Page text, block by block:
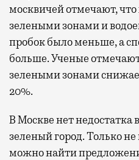
москвичей отмечают,
зелеными зонами и
пробок было меньше, а
больше. Ученые
зелеными зонами
20%.
В Москве нет недостатка
зеленый город. Только
можно найти